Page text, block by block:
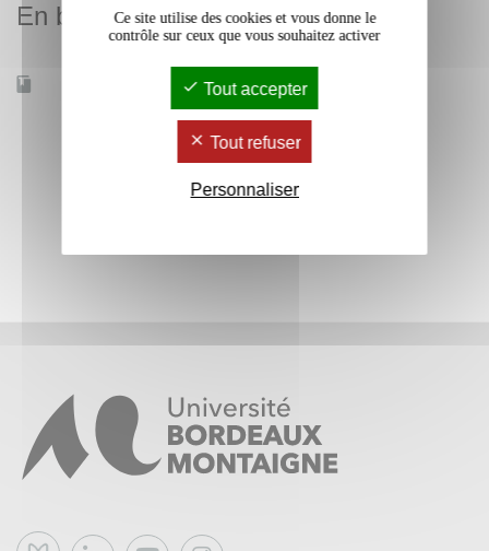
En bref
Accessible à distance Non
Ce site utilise des cookies et vous donne le
contrôle sur ceux que vous souhaitez activer
Tout accepter
Tout refuser
Personnaliser